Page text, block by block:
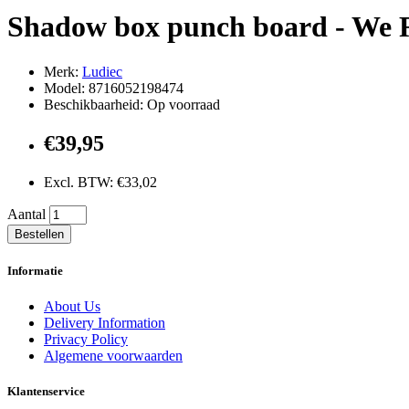
Shadow box punch board - We
Merk: Ludiec
Model: 8716052198474
Beschikbaarheid: Op voorraad
€39,95
Excl. BTW: €33,02
Aantal
Bestellen
Informatie
About Us
Delivery Information
Privacy Policy
Algemene voorwaarden
Klantenservice